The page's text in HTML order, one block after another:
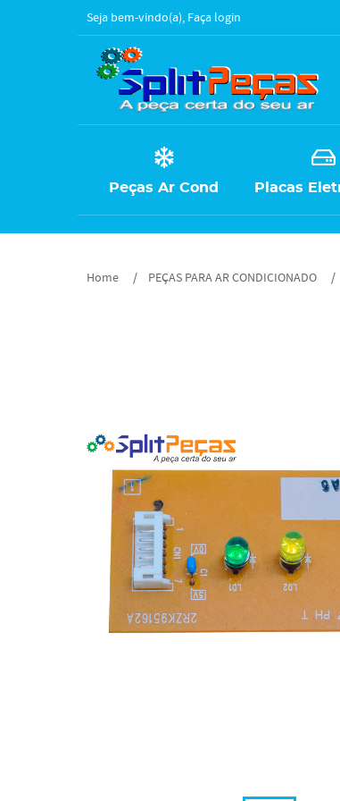
Seja bem-vindo(a), Faça login
Peças Ar Cond Placas
Home PEÇAS PARA AR CONDICIONADO